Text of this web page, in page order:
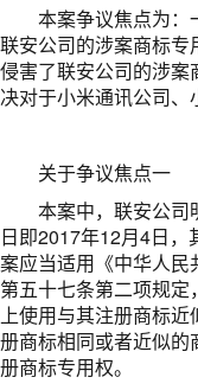
本案争议焦点为：
联安公司的涉案商标
侵害了联安公司的涉
决对于小米通讯公司、
关于争议焦点一
本案中，联安公司
日即2017年12月4日
案应当适用《中华人
第五十七条第二项规
上使用与其注册商标
册商标相同或者近似
册商标专用权。